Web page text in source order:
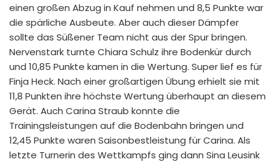
einen großen Abzug in Kauf nehmen und 8,5 Punkte war
die spärliche Ausbeute. Aber auch dieser Dämpfer
sollte das Süßener Team nicht aus der Spur bringen.
Nervenstark turnte Chiara Schulz ihre Bodenkür durch
und 10,85 Punkte kamen in die Wertung. Super lief es für
Finja Heck. Nach einer großartigen Übung erhielt sie mit
11,8 Punkten ihre höchste Wertung überhaupt an diesem
Gerät. Auch Carina Straub konnte die
Trainingsleistungen auf die Bodenbahn bringen und
12,45 Punkte waren Saisonbestleistung für Carina. Als
letzte Turnerin des Wettkampfs ging dann Sina Leusink